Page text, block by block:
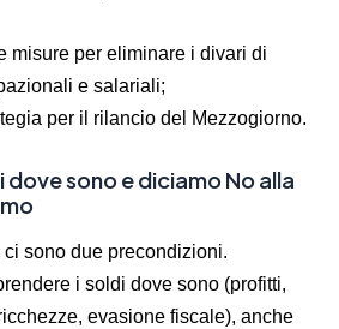
misure per eliminare i divari di
e salariali;
per il rilancio del Mezzogiorno.
dove sono e diciamo No alla
ci sono due precondizioni.
i soldi dove sono (profitti,
evasione fiscale), anche